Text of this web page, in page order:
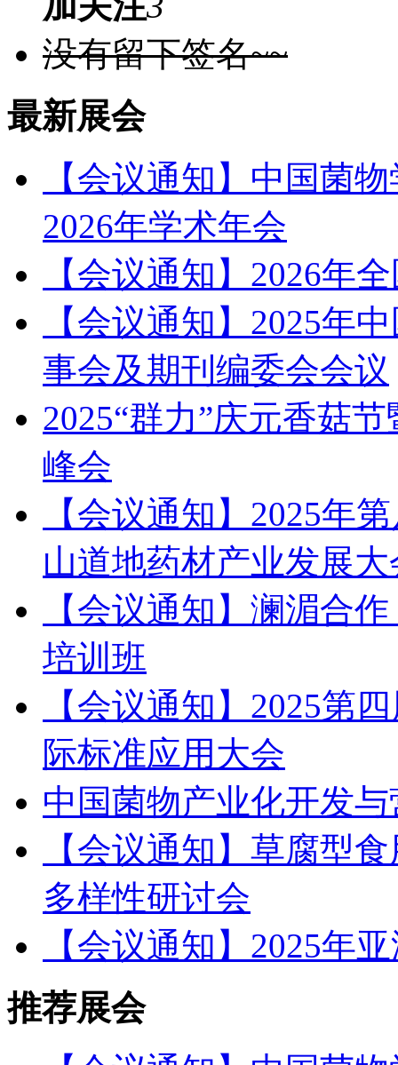
没有留下签名~~
最新展会
【会议通知】中国菌
2026年学术年会
【会议通知】2026年
【会议通知】2025年
事会及期刊编委会会议
2025“群力”庆元香菇
峰会
【会议通知】2025年
山道地药材产业发展大
【会议通知】澜湄合
培训班
【会议通知】2025第
际标准应用大会
中国菌物产业化开发
【会议通知】草腐型
多样性研讨会
【会议通知】2025年
推荐展会